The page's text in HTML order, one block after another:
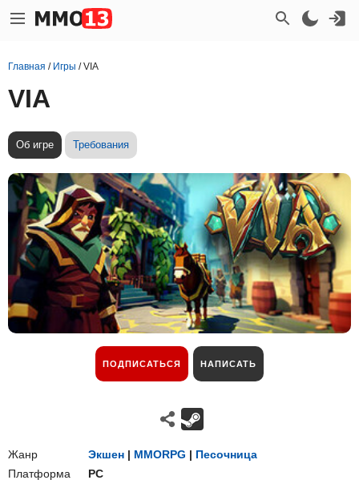
Главная / Игры /VIA
VIA
Об игре Требования
ПОДПИСАТЬСЯ НАПИСАТЬ
Жанр Экшен | MMORPG | Песочница
Платформа
PC